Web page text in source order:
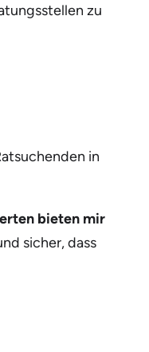
zu
in
bieten mir
sicher, dass